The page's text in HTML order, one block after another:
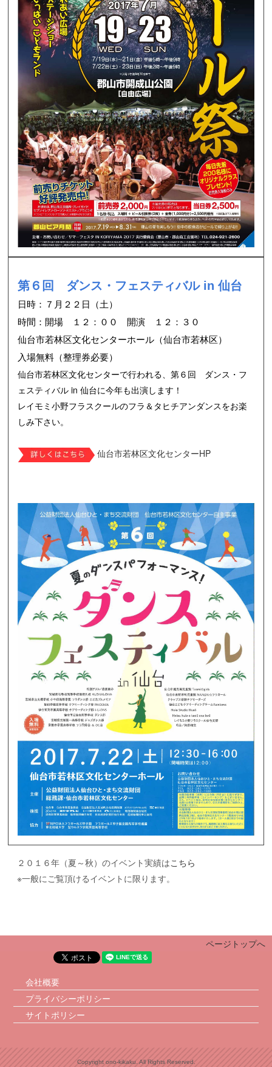
第６回 ダンス・フェスティバル in 仙台
日時：７月２２日（土）
時間：開場 １２：００ 開演 １２：３０
仙台市若林区文化センターホール（仙台市若林区）
入場無料（整理券必要）
仙台市若林区文化センターで行われる、第６回 ダンス・フ
ェスティバル in 仙台に今年も出演します！
レイモミ小野フラスクールのフラ＆タヒチアンダンスをお楽
しみ下さい。
仙台市若林区文化センターHP
２０１６年（夏～秋）のイベント実績はこちら
※一般にご覧頂けるイベントに限ります。
ページトップへ
会社概要
プライバシーポリシー
サイトポリシー
Copyright ono-kikaku. All Rights Reserved.